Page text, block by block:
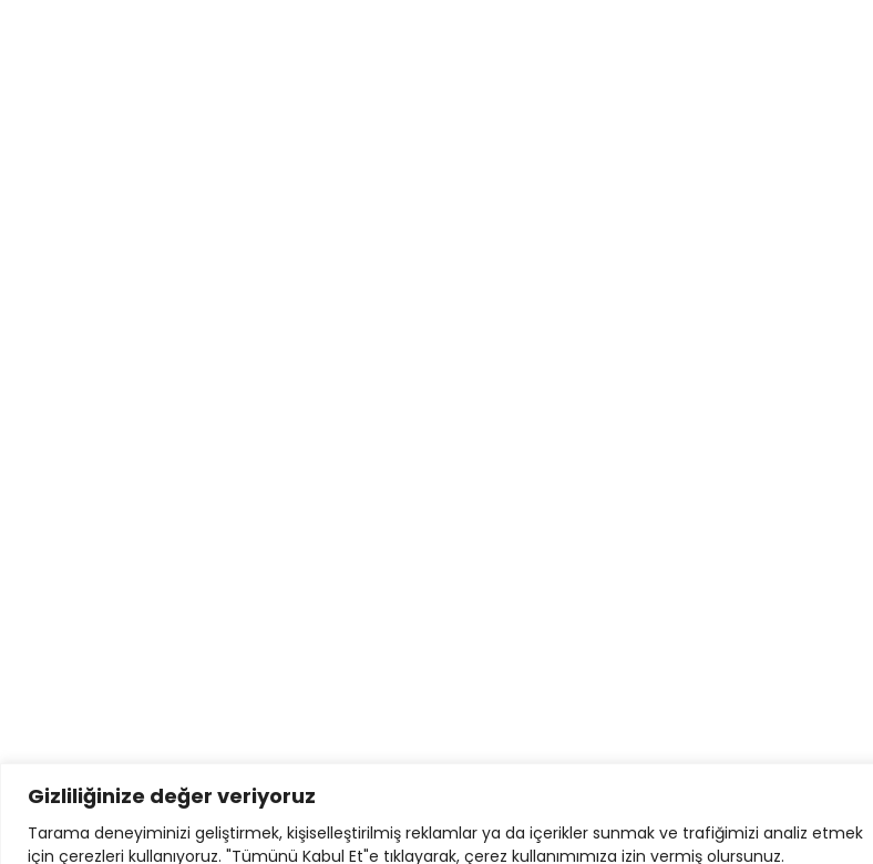
Gizliliğinize değer veriyoruz
Tarama deneyiminizi geliştirmek, kişiselleştirilmiş reklamlar ya da içerikler sunmak ve trafiğimizi analiz etmek
için çerezleri kullanıyoruz. "Tümünü Kabul Et"e tıklayarak, çerez kullanımımıza izin vermiş olursunuz.
© 2024. İlimcephesi.com |Yasal Bildiri